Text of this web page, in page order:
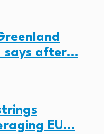
says after…
EU…